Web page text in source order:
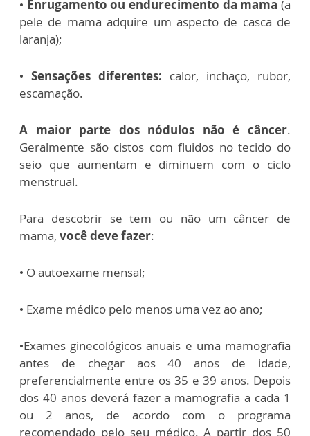
• Enrugamento ou endurecimento da mama(a
pele de mama adquire um aspecto de casca de
laranja);
• Sensações diferentes: calor, inchaço, rubor,
escamação.
A maior parte dos nódulos não é câncer.
Geralmente são cistos com fluidos no tecido do
seio que aumentam e diminuem com o ciclo
menstrual.
Para descobrir se tem ou não um câncer de
mama, você deve fazer:
• O autoexame mensal;
• Exame médico pelo menos uma vez ao ano;
•Exames ginecológicos anuais e uma mamografia
antes de chegar aos 40 anos de idade,
preferencialmente entre os 35 e 39 anos. Depois
dos 40 anos deverá fazer a mamografia a cada 1
ou 2 anos, de acordo com o programa
recomendado pelo seu médico. A partir dos 50